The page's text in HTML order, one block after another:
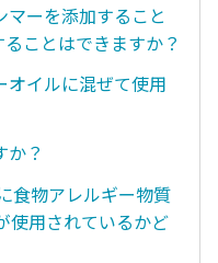
ーを添加すること
ことはできますか？
オイルに混ぜて使用
か？
食物アレルギー物質
使用されているかど